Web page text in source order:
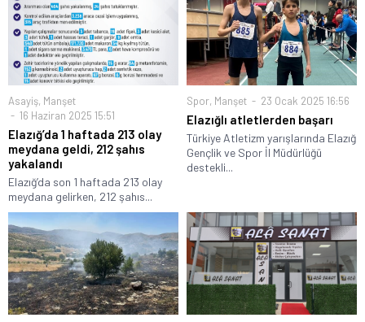
Asayiş, Manşet
16 Haziran 2025 15:51
Elazığ’da 1 haftada 213 olay
meydana geldi, 212 şahıs
yakalandı
Elazığ’da son 1 haftada 213 olay
meydana gelirken, 212 şahıs...
Spor, Manşet 23 Ocak 2025 16:56
Elazığlı atletlerden başarı
Türkiye Atletizm yarışlarında Elazığ
Gençlik ve Spor İl Müdürlüğü
destekli...